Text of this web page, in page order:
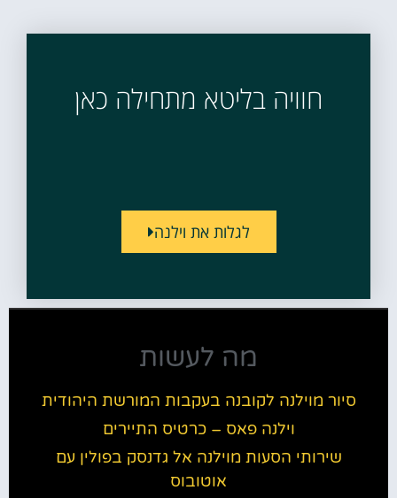
חוויה בליטא מתחילה כאן
לגלות את וילנה
מה לעשות
סיור מוילנה לקובנה בעקבות המורשת היהודית
וילנה פאס – כרטיס התיירים
שירותי הסעות מוילנה אל גדנסק בפולין עם
אוטובוס